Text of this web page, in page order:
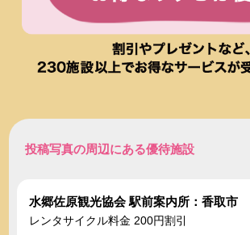
投稿写真の周辺にある優待施設
水郷佐原観光協会 駅前案内所：香取市
レンタサイクル料金 200円割引